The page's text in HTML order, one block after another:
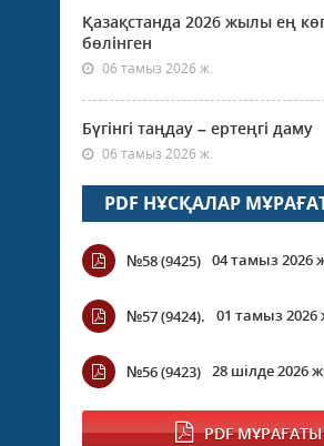
Қазақстанда 2026 жылы ең
бөлінген
06 тамыз 2026 ж.
Бүгінгі таңдау – ертеңгі даму
06 тамыз 2026 ж.
PDF НҰСҚАЛАР
№58 (9425) 04 тамыз 2026
№57 (9424). 01 тамыз 2026
№56 (9423) 28 шілде 2026
PDF МҰРАҒАТЫ